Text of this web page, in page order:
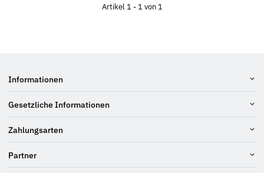
Artikel 1 - 1 von 1
Informationen
Gesetzliche Informationen
Zahlungsarten
Partner